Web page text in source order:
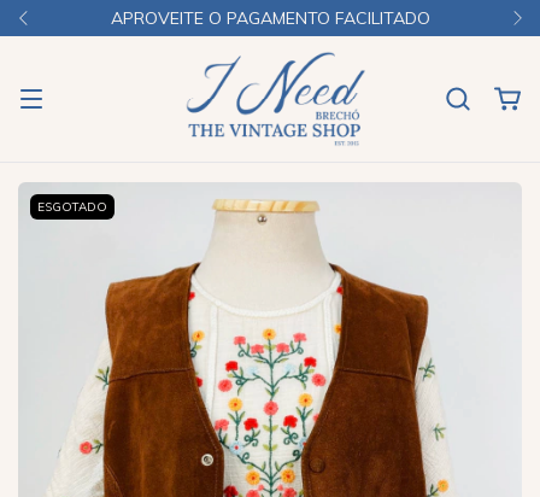
APROVEITE O PAGAMENTO FACILITADO
ESGOTADO